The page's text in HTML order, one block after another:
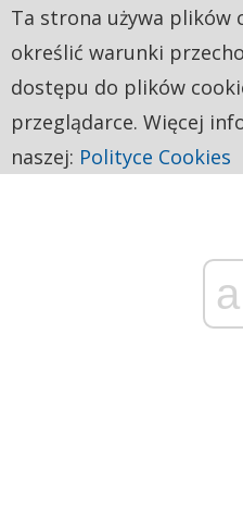
Ta strona używa plików
określić warunki
dostępu do plików
przeglądarce. Więcej
naszej: Polityce Cookies